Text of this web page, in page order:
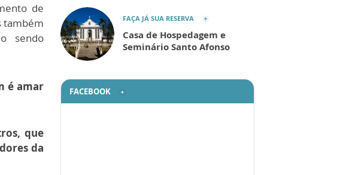
de
também
sendo
é amar
que
da
FAÇA JÁ SUA RESERVA
Casa de Hospedagem e
Seminário Santo Afonso
FACEBOOK